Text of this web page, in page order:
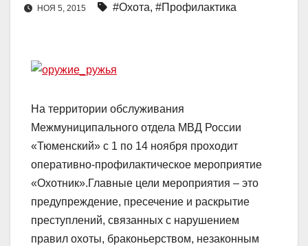
НОЯ 5, 2015 #Охота, #Профилактика
На территории обслуживания
Межмуниципального отдела МВД России
«Тюменский» с 1 по 14 ноября проходит
оперативно-профилактическое мероприятие
«Охотник».Главные цели мероприятия – это
предупреждение, пресечение и раскрытие
преступлений, связанных с нарушением
правил охоты, браконьерством, незаконным